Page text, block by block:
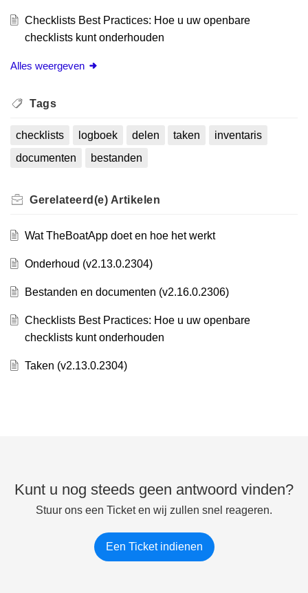
Checklists Best Practices: Hoe u uw openbare
checklists kunt onderhouden
Alles weergeven
Tags
checklists logboek delen taken
inventaris
documenten
bestanden
Gerelateerd(e) Artikelen
Wat TheBoatApp doet en hoe het werkt
Onderhoud (v2.13.0.2304)
Bestanden en documenten (v2.16.0.2306)
Checklists Best Practices: Hoe u uw openbare
checklists kunt onderhouden
Taken (v2.13.0.2304)
Kunt u nog steeds geen antwoord vinden?
Stuur ons een Ticket en wij zullen snel reageren.
Een Ticket indienen